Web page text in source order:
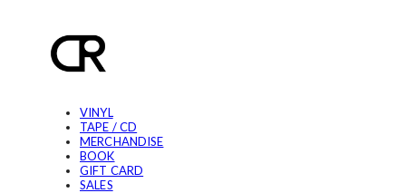
VINYL
TAPE / CD
MERCHANDISE
BOOK
GIFT CARD
SALES